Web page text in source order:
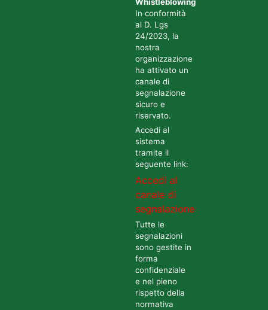
Whistleblowing
In conformità
al D. Lgs
24/2023, la
nostra
organizzazione
ha attivato un
canale di
segnalazione
sicuro e
riservato.
Accedi al
sistema
tramite il
seguente link:
Accedi al
canale di
segnalazione
Tutte le
segnalazioni
sono gestite in
forma
confidenziale
e nel pieno
rispetto della
normativa